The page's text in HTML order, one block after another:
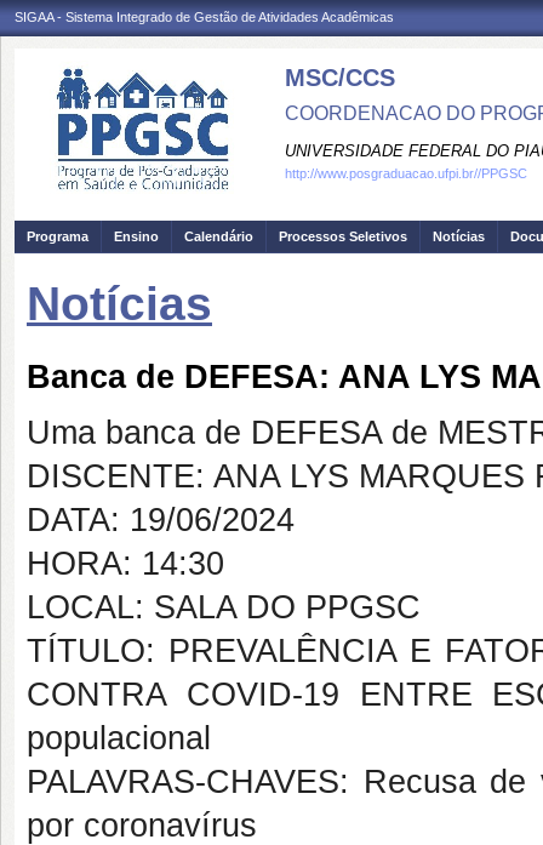
SIGAA - Sistema Integrado de Gestão de Atividades Acadêmicas
MSC/CCS
COORDENACAO DO
UNIVERSIDADE FEDERAL DO
http://www.posgraduacao.ufpi.br//PPGSC
Programa Ensino Calendário Processos Seletivos Notícias
Notícias
Banca de DEFESA: ANA LYS
Uma banca de DEFESA de
DISCENTE: ANA LYS MARQUES
DATA: 19/06/2024
HORA: 14:30
LOCAL: SALA DO PPGSC
TÍTULO: PREVALÊNCIA E
CONTRA COVID-19 ENTRE
populacional
PALAVRAS-CHAVES: Recusa
por coronavírus